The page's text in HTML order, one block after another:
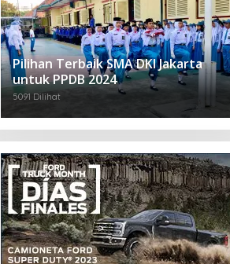
Pilihan Terbaik SMA DKI Jakarta
untuk PPDB 2024
5091 Dilihat